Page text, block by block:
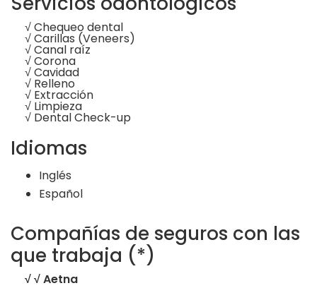
√ Chequeo dental
√ Carillas (Veneers)
√ Canal raíz
√ Corona
√ Cavidad
√ Relleno
√ Extracción
√ Limpieza
√ Dental Check-up
Idiomas
Inglés
Español
Compañías de seguros con las
que trabaja (*)
√ √ Aetna